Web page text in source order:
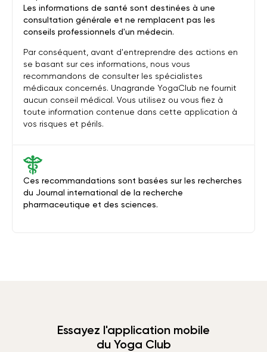
Ces recommandations sont basées sur les recherches
du Journal international de la recherche
pharmaceutique et des sciences.
Les informations de santé sont destinées à une
consultation générale et ne remplacent pas les
conseils professionnels d'un médecin.
Par conséquent, avant d'entreprendre des actions en
se basant sur ces informations, nous vous
recommandons de consulter les spécialistes
médicaux concernés. Unagrande YogaClub ne fournit
aucun conseil médical. Vous utilisez ou vous fiez à
toute information contenue dans cette application à
vos risques et périls.
Essayez l'application mobile
du Yoga Club